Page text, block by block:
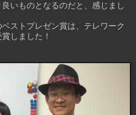
いものとなるのだと、感じまし
ストプレゼン賞は、テレワーク
しました！